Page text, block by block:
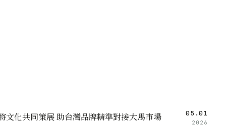
化共同策展 助台灣品牌精準對接大馬市場 05.01
2026